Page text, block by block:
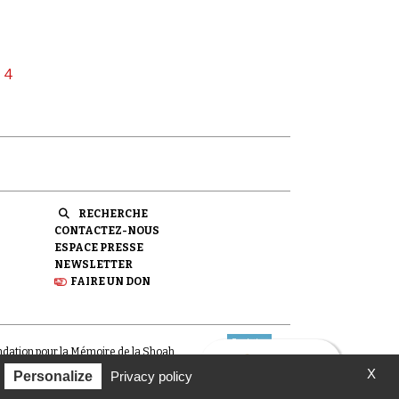
4
RECHERCHE
CONTACTEZ-NOUS
ESPACE PRESSE
NEWSLETTER
FAIRE UN DON
pour la Mémoire de la Shoah.
X
Personalize Privacy policy